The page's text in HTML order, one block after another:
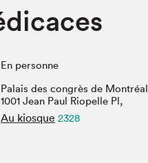
En personne
Palais des congrès de Montréal
1001 Jean Paul Riopelle Pl,
Au kiosque 2328